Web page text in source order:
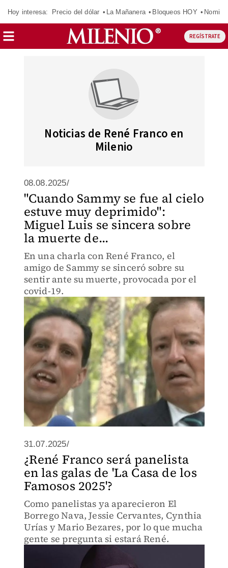
Hoy interesa: Precio del dólar La Mañanera Bloqueos HOY
REGÍSTRATE
Noticias de René Franco en
Milenio
08.08.2025/
"Cuando Sammy se fue al cielo
estuve muy deprimido":
Miguel Luis se sincera sobre
la muerte de...
En una charla con René Franco, el
amigo de Sammy se sinceró sobre su
sentir ante su muerte, provocada por el
covid-19.
31.07.2025/
¿René Franco será panelista
en las galas de 'La Casa de los
Famosos 2025'?
Como panelistas ya aparecieron El
Borrego Nava, Jessie Cervantes, Cynthia
Urías y Mario Bezares, por lo que mucha
gente se pregunta si estará René.